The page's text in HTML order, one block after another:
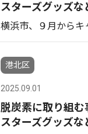
スターズグッズな
横浜市、９月からキ
港北区
2025.09.01
脱炭素に取り組む
スターズグッズな